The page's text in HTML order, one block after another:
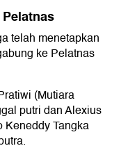
telah menetapkan
ke Pelatnas
(Mutiara
putri dan Alexius
Tangka